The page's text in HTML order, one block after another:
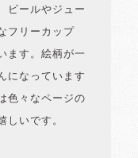
ビールやジュー
フリーカップ
ます。絵柄が一
になっています
色々なページの
しいです。